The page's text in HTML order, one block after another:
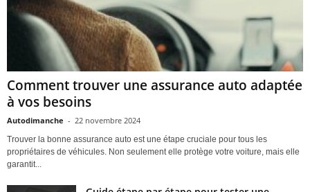
Comment trouver une assurance auto adaptée
à vos besoins
Autodimanche - 22 novembre 2024
Trouver la bonne assurance auto est une étape cruciale pour tous les
propriétaires de véhicules. Non seulement elle protège votre voiture, mais elle
garantit...